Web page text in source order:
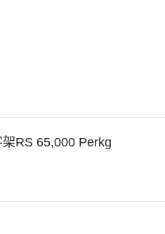
RS 65,000 Perkg